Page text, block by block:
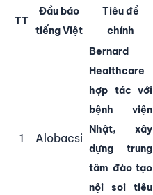
TT
Đầu báo
tiếng Việt
Tiêu đề
chính
1 Alobacsi
Bernard
Healthcare
hợp tác với
bệnh viện
Nhật, xây
dựng trung
tâm đào tạo
nội soi tiêu